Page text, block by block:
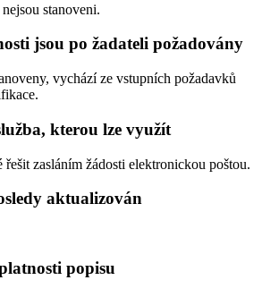
stanoveni.
jsou po žadateli požadovány
vychází ze vstupních požadavků
kterou lze využít
řešit zasláním žádosti elektronickou poštou.
aktualizován
popisu